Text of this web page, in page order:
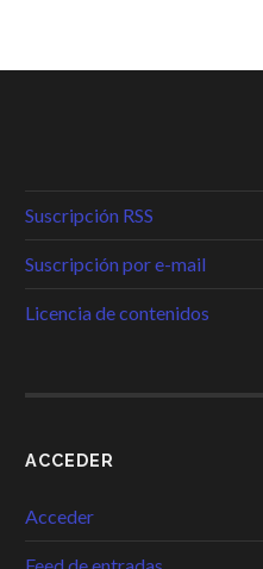
Suscripción RSS
Suscripción por e-mail
Licencia de contenidos
ACCEDER
Acceder